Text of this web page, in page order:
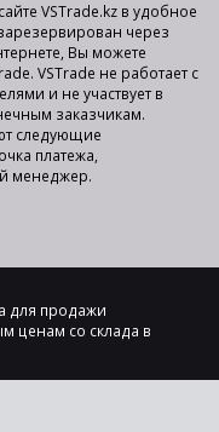
VSTrade.kz в удобное
через
Вы можете
VSTrade не работает с
и не участвует в
заказчикам.
следующие
платежа,
менеджер.
для продажи
ценам со склада в